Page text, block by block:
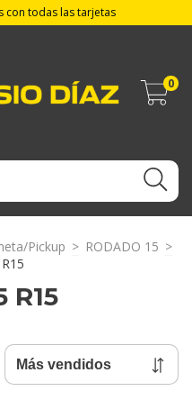
con todas las tarjetas
0
Pickup > RODADO 15 >
R15